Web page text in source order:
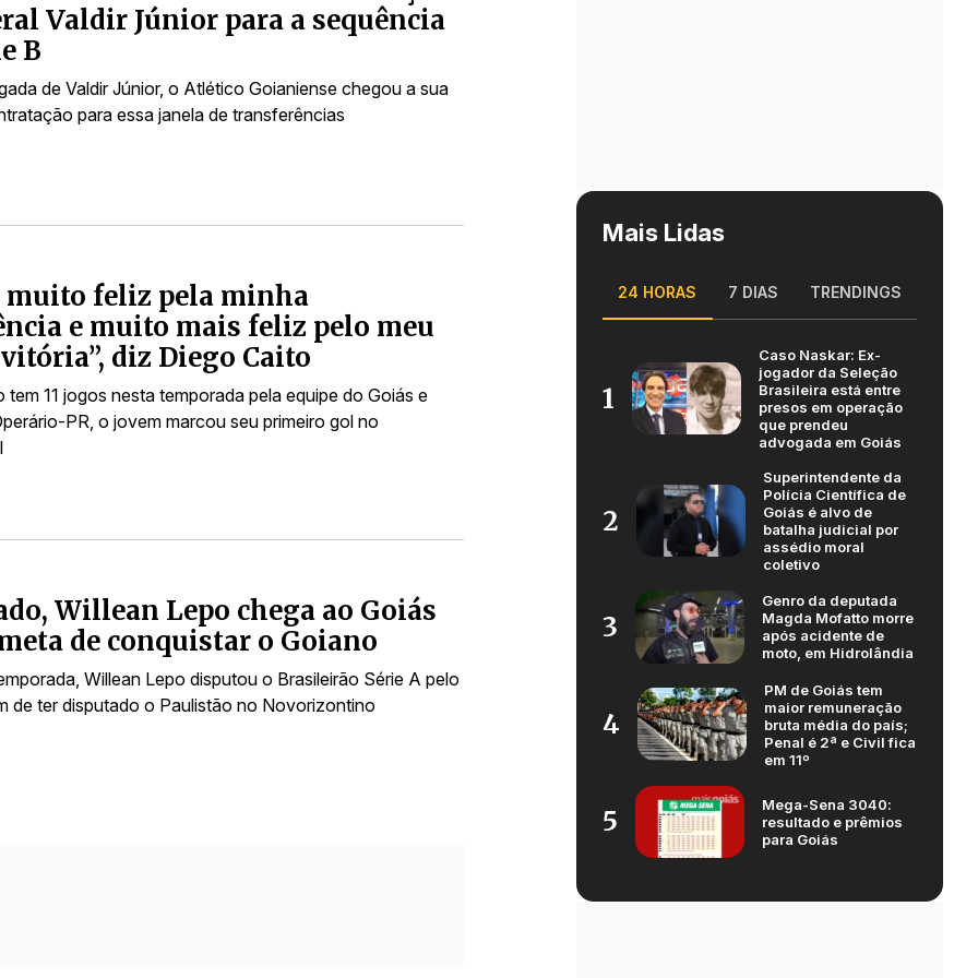
Valdir Júnior para a sequência
B
de Valdir Júnior, o Atlético Goianiense chegou a sua
para essa janela de transferências
muito feliz pela minha
e muito mais feliz pelo meu
diz Diego Caito
tem 11 jogos nesta temporada pela equipe do Goiás e
PR, o jovem marcou seu primeiro gol no
Willean Lepo chega ao Goiás
de conquistar o Goiano
Willean Lepo disputou o Brasileirão Série A pelo
de ter disputado o Paulistão no Novorizontino
Mais Lidas
24 HORAS 7 DIAS TRENDINGS
1
Caso Naskar: Ex-
jogador da Seleção
Brasileira está entre
presos em operação
que prendeu
advogada em Goiás
2
Superintendente da
Polícia Científica de
Goiás é alvo de
batalha judicial por
assédio moral
coletivo
3
Genro da deputada
Magda Mofatto morre
após acidente de
moto, em Hidrolândia
4
PM de Goiás tem
maior remuneração
bruta média do país;
Penal é 2ª e Civil fica
em 11º
5
Mega-Sena 3040:
resultado e prêmios
para Goiás